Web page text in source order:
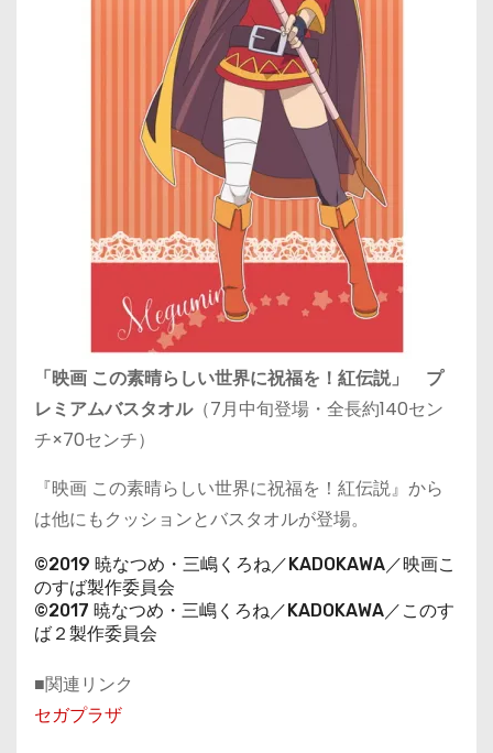
「映画 この素晴らしい世界に祝福を！紅伝説」 プ
レミアムバスタオル（7月中旬登場・全長約140セン
チ×70センチ）
『映画 この素晴らしい世界に祝福を！紅伝説』から
は他にもクッションとバスタオルが登場。
©2019 暁なつめ・三嶋くろね／KADOKAWA／映画こ
のすば製作委員会
©2017 暁なつめ・三嶋くろね／KADOKAWA／このす
ば２製作委員会
■関連リンク
セガプラザ